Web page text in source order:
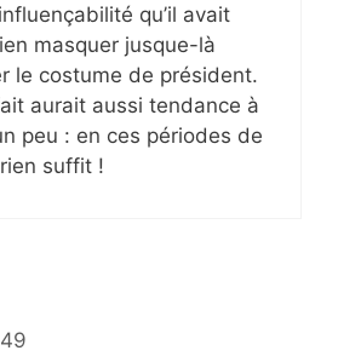
qu’il avait
masquer jusque-là
le costume de président.
aurait aussi tendance à
peu : en ces périodes de
suffit !